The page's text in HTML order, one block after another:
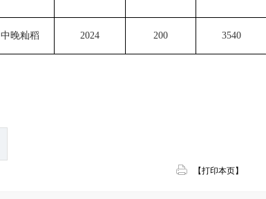
中晚籼稻 2024 200 3540
【打印本页】